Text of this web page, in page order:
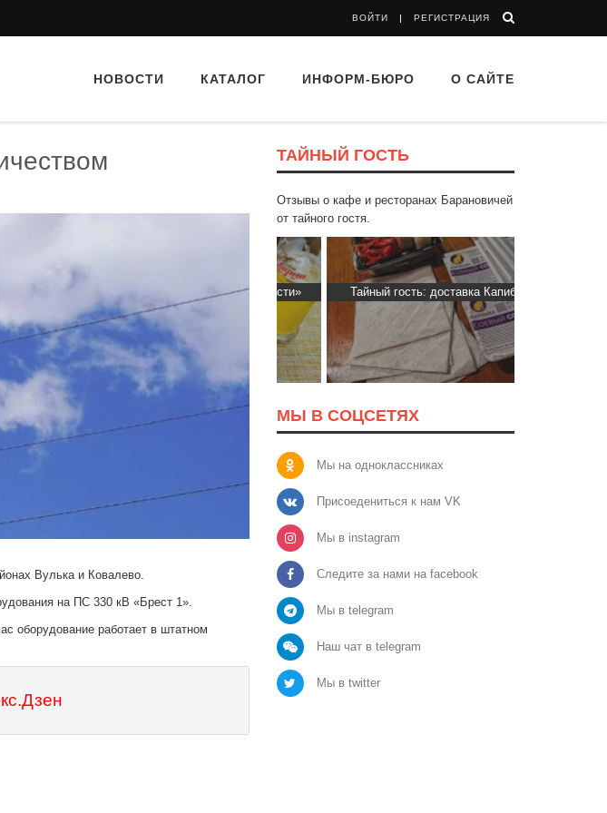
ВОЙТИ РЕГИСТРАЦИЯ
НОВОСТИ КАТАЛОГ ИНФОРМ-БЮРО О САЙТЕ
Вулька и Ковалево.
на ПС 330 кВ «Брест 1».
оборудование работает в штатном
ТАЙНЫЙ ГОСТЬ
Отзывы о кафе и ресторанах Барановичей
от тайного гостя.
Тайный гость: кафе «Фасти Хасти» Тайный гость: доставка Капибара
МЫ В СОЦСЕТЯХ
Мы на одноклассниках
Присоедениться к нам VK
Мы в instagram
Следите за нами на facebook
Мы в telegram
Наш чат в telegram
Мы в twitter